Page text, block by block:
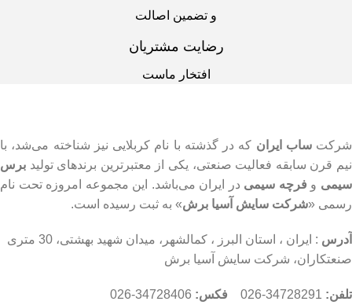
و تضمین اصالت
رضایت مشتریان
افتخار ماست
شرکتساب ایران که در گذشته با نام کربلایی نیز شناخته می‌شد، با
نیم قرن سابقه فعالیت صنعتی، یکی از معتبرترین برندهای تولید برس
سیمی و فرچه سیمی در ایران می‌باشد. این مجموعه امروزه تحت نام
رسمی «شرکت سایش آسیا برش» به ثبت رسیده است.
آدرس
: ایران ، استان البرز ، کمالشهر، میدان شهید بهشتی، 30 متری
صنعتکاران، شرکت سایش آسیا برش
تلفن: 34728291-026 فکس: